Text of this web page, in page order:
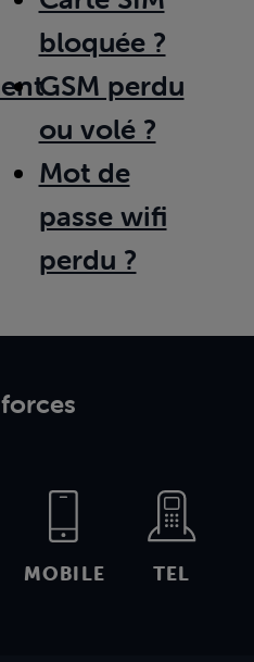
bloquée ?
GSM perdu
ou volé ?
Mot de
passe wifi
perdu ?
MOBILE TEL